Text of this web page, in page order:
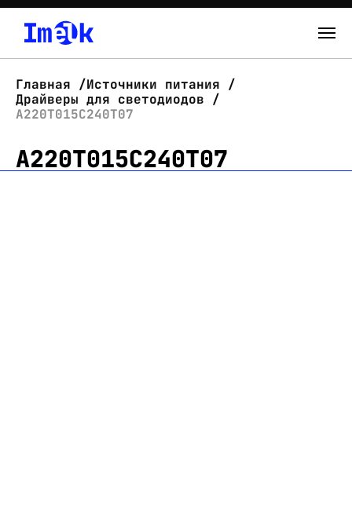
О нас
Новости
Главная
Источники питания
Драйверы для светодиодов
А220Т015С240Т07
А220Т015С240Т07